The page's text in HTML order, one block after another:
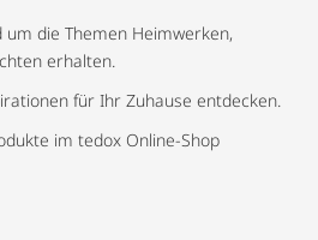
um die Themen Heimwerken,
erhalten.
für Ihr Zuhause entdecken.
im tedox Online-Shop